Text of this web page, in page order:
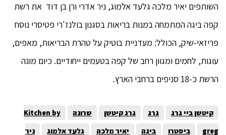
השותפים יאיר מלכה גלעד אלמוג, ניר אדרי ורן בן דוד את רשת
קפה ביגה המתמחה במנות בריאות בסגנון בולנז'רי פטיסרי נוסח
פריזאי-שיק, הכולל: מעדניית בוטיק על טהרת הבריאות, מאפים,
עוגות, לחמים ומגוון רחב של קפה בטעמים ייחודיים. כיום מונה
הרשת כ-18 סניפים ברחבי הארץ.
קיטשן ביי גרג גרג גרג קיטשן שרונה
Kitchen by
greg
ביסטרו ביגה יאיר מלכה גלעד אלמוג ניר